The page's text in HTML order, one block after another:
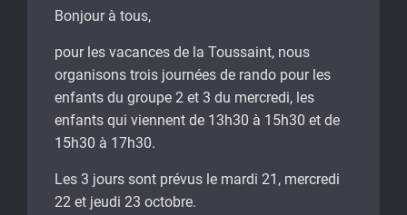
Bonjour à tous,
pour les vacances de la Toussaint, nous
organisons trois journées de rando pour les
enfants du groupe 2 et 3 du mercredi, les
enfants qui viennent de 13h30 à 15h30 et de
15h30 à 17h30.
Les 3 jours sont prévus le mardi 21, mercredi
22 et jeudi 23 octobre.